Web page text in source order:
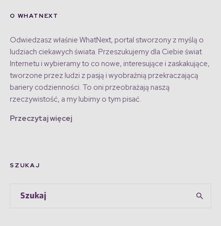
O WHATNEXT
Odwiedzasz właśnie WhatNext, portal stworzony z myślą o
ludziach ciekawych świata. Przeszukujemy dla Ciebie świat
Internetu i wybieramy to co nowe, interesujące i zaskakujące,
tworzone przez ludzi z pasją i wyobraźnią przekraczającą
bariery codzienności. To oni przeobrażają naszą
rzeczywistość, a my lubimy o tym pisać.
Przeczytaj więcej
SZUKAJ